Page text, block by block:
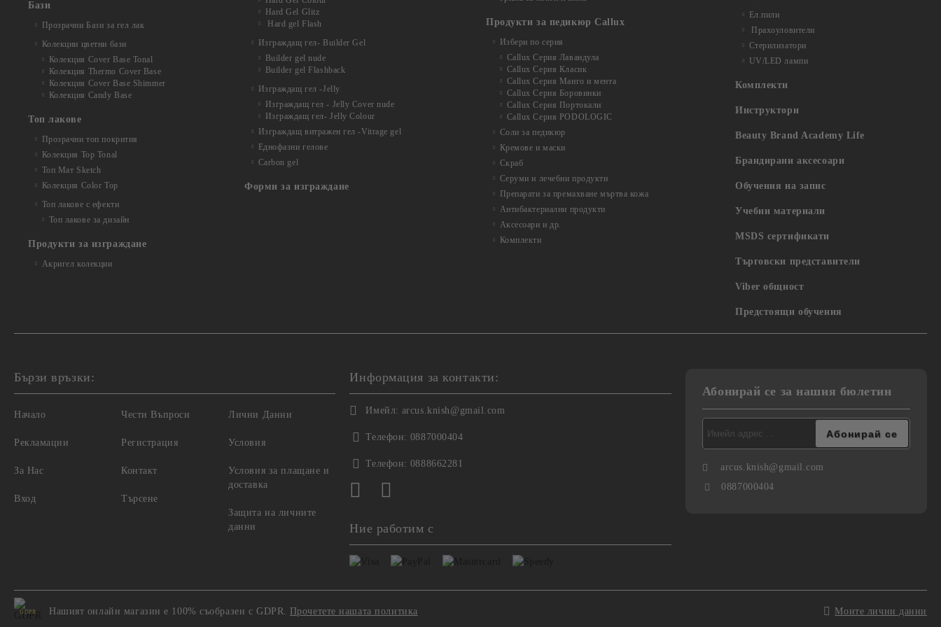
Бази
Прозрачни Бази за гел лак
Колекции цветни бази
Колекция Cover Base Tonal
Колекция Thermo Cover Base
Колекция Cover Base Shimmer
Колекция Candy Base
Топ лакове
Прозрачни топ покрития
Колекция Top Tonal
Топ Мат Sketch
Колекция Color Top
Топ лакове с ефекти
Топ лакове за дизайн
Продукти за изграждане
Акригел колекции
Hard Gel Glitz
Hard gel Flash
Изграждащ гел- Builder Gel
Builder gel nude
Builder gel Flashback
Изграждащ гел -Jelly
Изграждащ гел - Jelly Cover nude
Изграждащ гел- Jelly Colour
Изграждащ витражен гел -Vitrage gel
Еднофазни гелове
Carbon gel
Форми за изграждане
Продукти за педикюр Callux
Избери по серия
Callux Серия Лавандула
Callux Серия Класик
Callux Серия Манго и мента
Callux Серия Боровинки
Callux Серия Портокали
Callux Серия PODOLOGIC
Соли за педикюр
Кремове и маски
Скраб
Серуми и лечебни продукти
Препарати за премахване мъртва кожа
Антибактериални продукти
Аксесоари и др.
Комплекти
Ел.пили
Прахоуловители
Стерилизатори
UV/LED лампи
Комплекти
Инструктори
Beauty Brand Academy Life
Брандирани аксесоари
Обучения на запис
Учебни материали
MSDS сертификати
Търговски представители
Viber общност
Предстоящи обучения
Бързи връзки:
Начало
Рекламации
За Нас
Вход
Чести Въпроси
Регистрация
Контакт
Търсене
Лични Данни
Условия
Условия за плащане и
доставка
Защита на личните
данни
Информация за контакти:
Имейл: arcus.knish@gmail.com
Телефон: 0887000404
Телефон: 0888662281
Ние работим с
Абонирай се за нашия бюлетин
arcus.knish@gmail.com
0887000404
GDPR Нашият онлайн магазин е 100% съобразен с GDPR. Прочетете нашата политика Моите лични данни